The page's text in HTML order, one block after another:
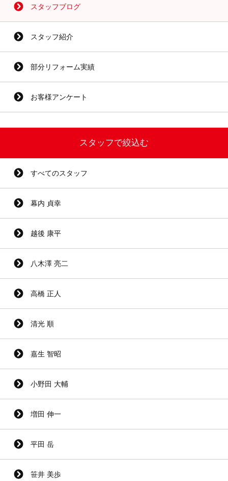
スタッフブログ
スタッフ紹介
部分リフォーム実績
お客様アンケート
スタッフで絞込む
すべてのスタッフ
幕内 貞幸
越後 康平
八木澤 亮二
高橋 正人
清光 順
嘉生 智昭
小野田 大輔
増田 伸一
平田 岳
笹井 美歩